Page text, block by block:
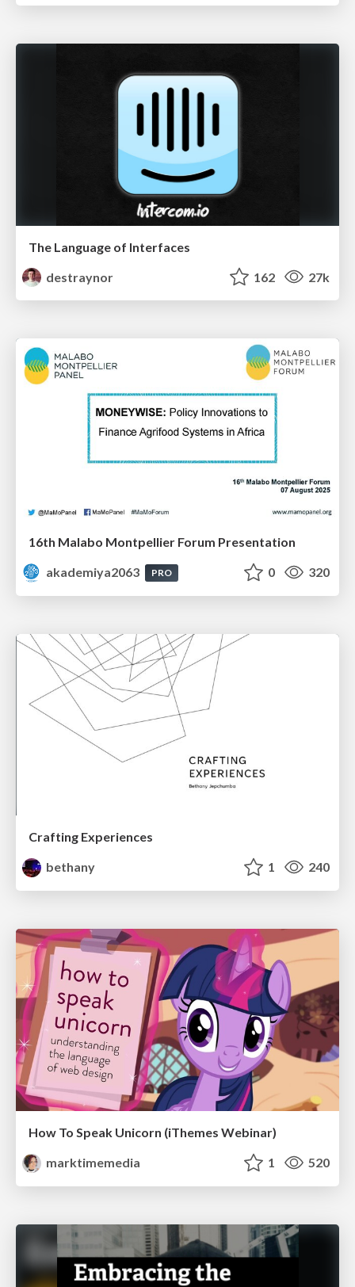
The Language of Interfaces
destraynor
162 27k
16th Malabo Montpellier Forum Presentation
akademiya2063
PRO 0 320
Crafting Experiences
bethany
1 240
How To Speak Unicorn (iThemes Webinar)
marktimemedia
1 520